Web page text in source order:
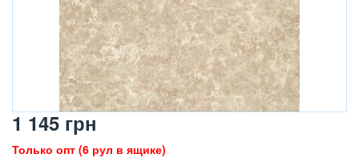
1 145 грн
Только опт (6 рул в ящике)